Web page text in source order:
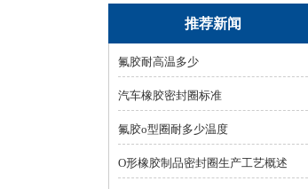
推荐新闻
氟胶耐高温多少
汽车橡胶密封圈标准
氟胶o型圈耐多少温度
O形橡胶制品密封圈生产工艺概述